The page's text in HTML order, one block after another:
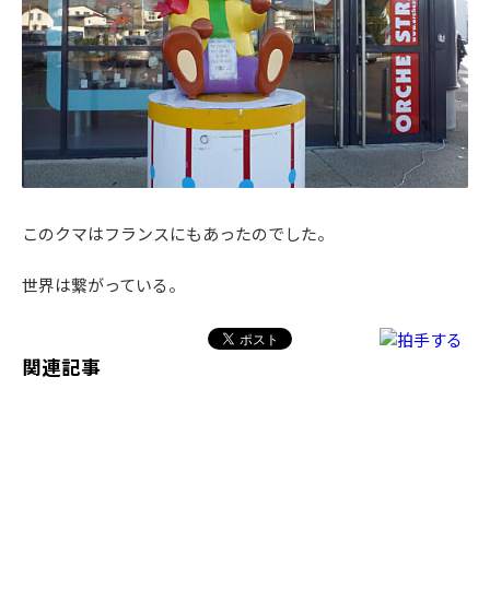
このクマはフランスにもあったのでした。
世界は繋がっている。
関連記事